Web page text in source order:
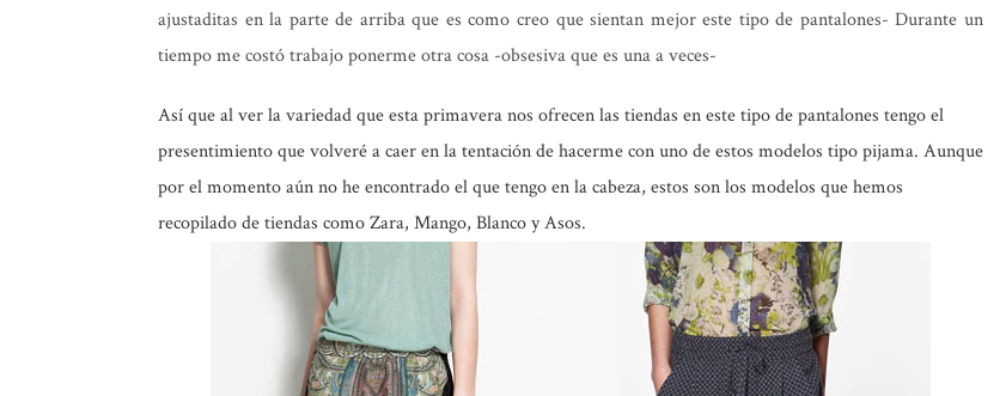
ajustaditas en la parte de arriba que es como creo que sientan mejor este tipo de pantalones- Durante un
tiempo me costó trabajo ponerme otra cosa -obsesiva que es una a veces-
Así que al ver la variedad que esta primavera nos ofrecen las tiendas en este tipo de pantalones tengo el
presentimiento que volveré a caer en la tentación de hacerme con uno de estos modelos tipo pijama. Aunque
por el momento aún no he encontrado el que tengo en la cabeza, estos son los modelos que hemos
recopilado de tiendas como Zara, Mango, Blanco y Asos.